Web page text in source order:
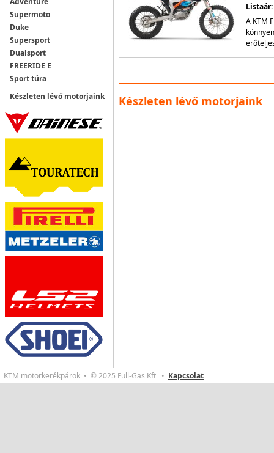
Supermoto
Duke
Supersport
Dualsport
FREERIDE E
Sport túra
Készleten lévő motorjaink
A KTM
Készleten lévő motorjaink
KTM motorkerékpárok • © 2025 Full-Gas Kft • Kapcsolat